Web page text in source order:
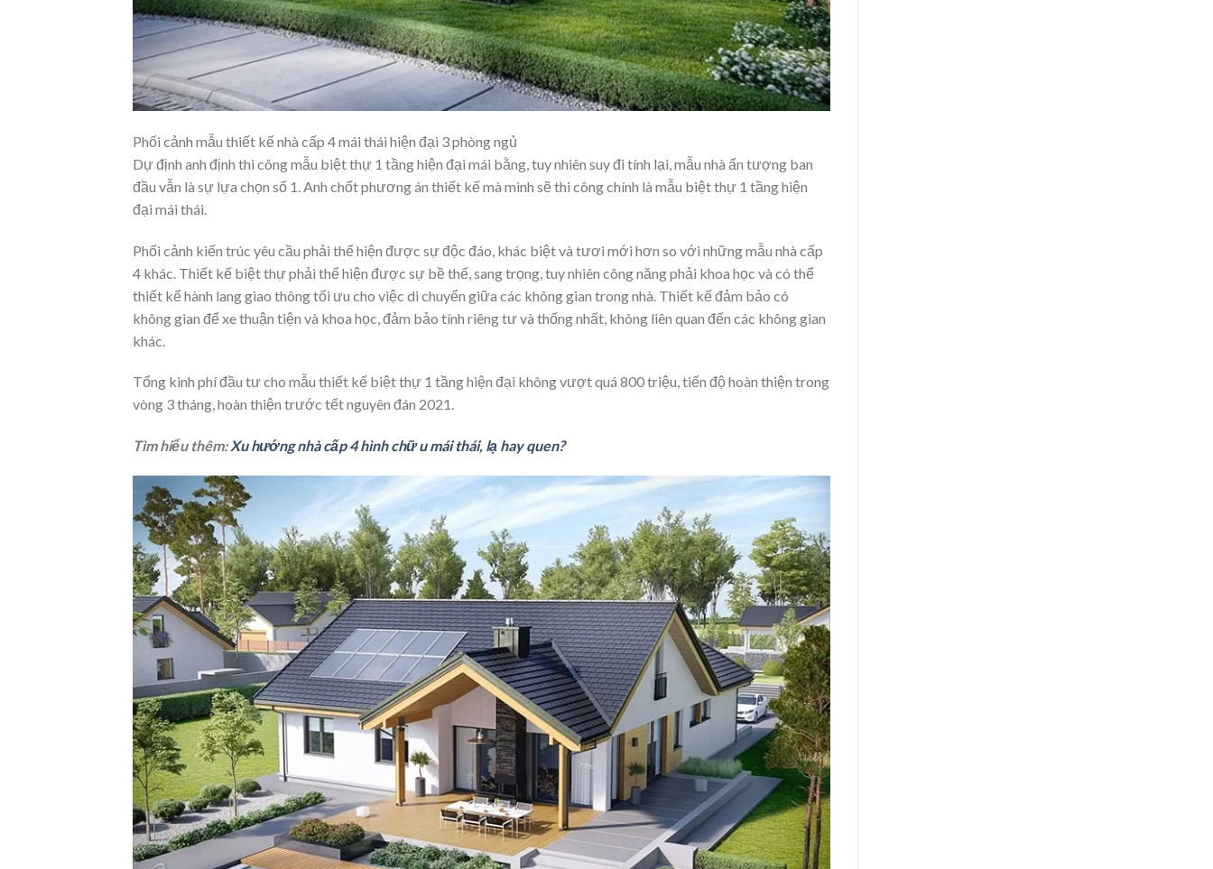
Phối cảnh mẫu thiết kế nhà cấp 4 mái thái hiện đại 3 phòng ngủ
Dự định anh định thi công mẫu biệt thự 1 tầng hiện đại mái bằng, tuy nhiên suy đi tính lại, mẫu nhà ấn tượng ban
đầu vẫn là sự lựa chọn số 1. Anh chốt phương án thiết kế mà mình sẽ thi công chính là mẫu biệt thự 1 tầng hiện
đại mái thái.
Phối cảnh kiến trúc yêu cầu phải thể hiện được sự độc đáo, khác biệt và tươi mới hơn so với những mẫu nhà cấp
4 khác. Thiết kế biệt thự phải thể hiện được sự bề thế, sang trọng, tuy nhiên công năng phải khoa học và có thể
thiết kế hành lang giao thông tối ưu cho việc di chuyển giữa các không gian trong nhà. Thiết kế đảm bảo có
không gian để xe thuận tiện và khoa học, đảm bảo tính riêng tư và thống nhất, không liên quan đến các không gian
khác.
Tổng kinh phí đầu tư cho mẫu thiết kế biệt thự 1 tầng hiện đại không vượt quá 800 triệu, tiến độ hoàn thiện trong
vòng 3 tháng, hoàn thiện trước tết nguyên đán 2021.
Tìm hiểu thêm:Xu hướng nhà cấp 4 hình chữ u mái thái, lạ hay quen?